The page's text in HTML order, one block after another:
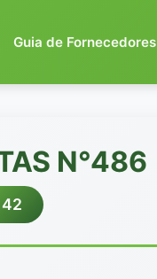
Guia de Fornecedores
N°486
42